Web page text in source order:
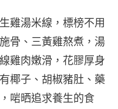
雞湯米線，標榜不用
骨、三黃雞熬煮，湯
雞肉嫩滑，花膠厚身
椰子、胡椒豬肚、藥
啱晒追求養生的食